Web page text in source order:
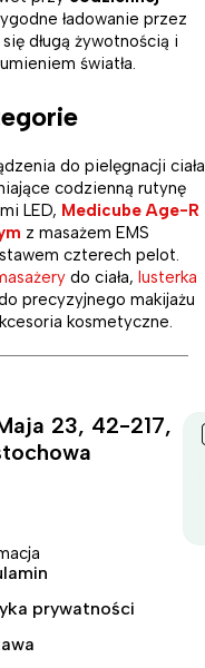
ładowanie przez
długą żywotnością i
światła.
do pielęgnacji ciała
codzienną rutynę
LED, Medicube Age-R
z masażem EMS
czterech pelot.
do ciała, lusterka
precyzyjnego makijażu
kosmetyczne.
23, 42-217,
prywatności